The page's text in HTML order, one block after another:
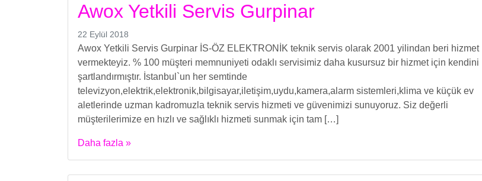
Awox Yetkili Servis Gurpinar
22 Eylül 2018
Awox Yetkili Servis Gurpinar İS-ÖZ ELEKTRONİK teknik servis olarak 2001 yilindan beri hizmet
vermekteyiz. % 100 müşteri memnuniyeti odaklı servisimiz daha kusursuz bir hizmet için kendini
şartlandırmıştır. İstanbul`un her semtinde
televizyon,elektrik,elektronik,bilgisayar,iletişim,uydu,kamera,alarm sistemleri,klima ve küçük ev
aletlerinde uzman kadromuzla teknik servis hizmeti ve güvenimizi sunuyoruz. Siz değerli
müşterilerimize en hızlı ve sağlıklı hizmeti sunmak için tam […]
Daha fazla »